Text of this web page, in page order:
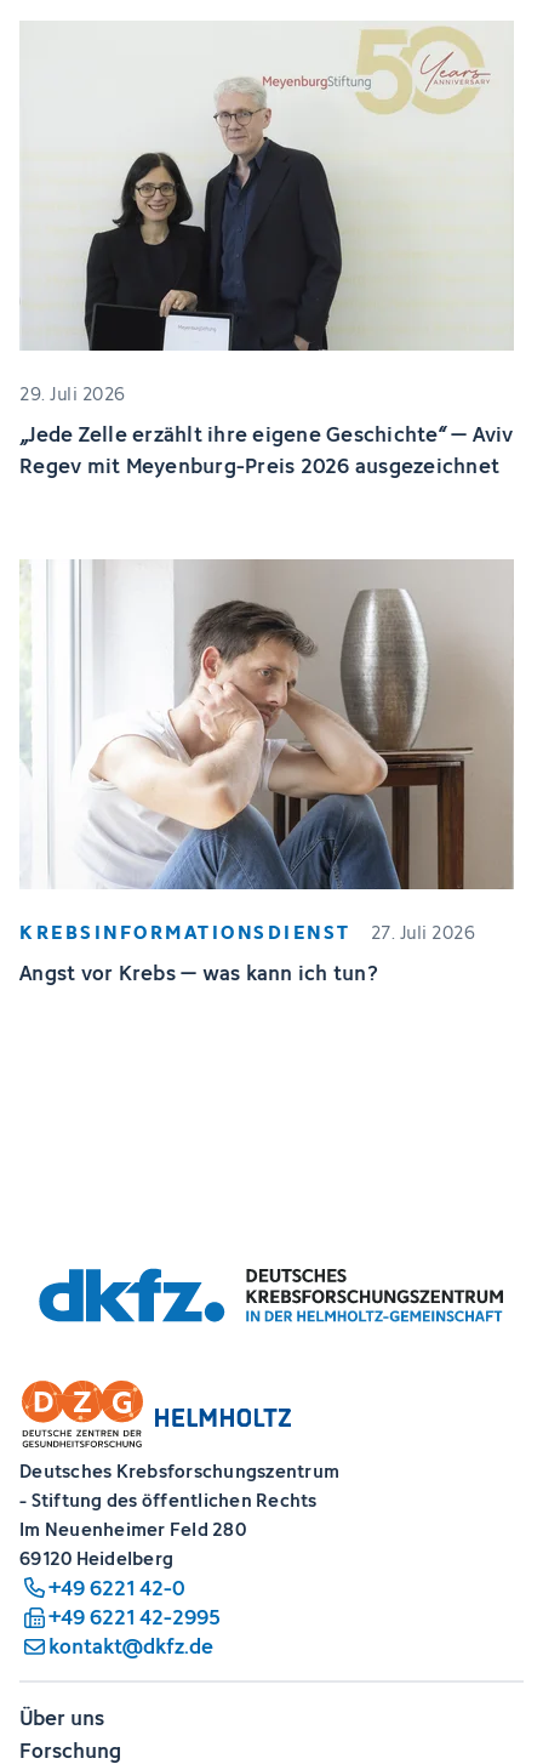
29. Juli 2026
„Jede Zelle erzählt ihre eigene Geschichte“ – Aviv
Regev mit Meyenburg-Preis 2026 ausgezeichnet
KREBSINFORMATIONSDIENST 27. Juli 2026
Angst vor Krebs – was kann ich tun?
Deutsches Krebsforschungszentrum
- Stiftung des öffentlichen Rechts
Im Neuenheimer Feld 280
69120 Heidelberg
+49 6221 42-0
+49 6221 42-2995
kontakt@dkfz.de
Über uns
Forschung